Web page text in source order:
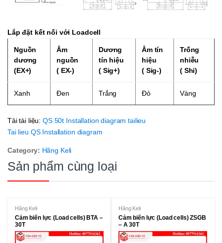
Lắp đặt kết nối với Loadcell
Nguồn
dương
(EX+)
Âm
nguồn
( EX-)
Dương
tín hiệu
( Sig+)
Âm tín
hiệu
( Sig-)
Trống
nhiễu
( Shi)
Xanh Đen Trắng Đỏ Vàng
Tải tài liệu:QS 50t Installation diagram tailieu
Tai lieu QS Installation diagram
Category: Hãng Keli
Sản phẩm cùng loại
Hãng Keli
Cảm biến lực (Load cells) BTA –
30T
Hãng Keli
Cảm biến lực (Load cells) ZSGB
– A 30T